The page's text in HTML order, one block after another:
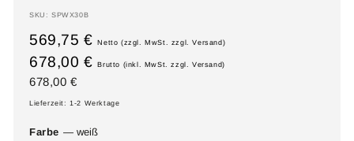
SKU: SPWX30B
569,75 €Netto (zzgl. MwSt. zzgl. Versand)
678,00 €Brutto (inkl. MwSt. zzgl. Versand)
Normaler
678,00 €678,00
€
Lieferzeit: 1-2 Werktage
Farbe — weiß